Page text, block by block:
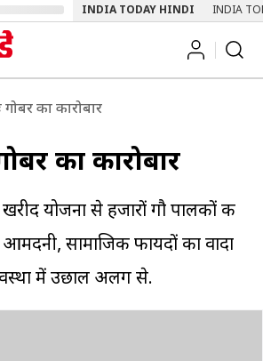
INDIA TODAY HINDI INDIA
का कारोबार
का कारोबार
योजना से हजारों गौ पालकों की
सामाजिक फायदों का वादा
में उछाल अलग से.